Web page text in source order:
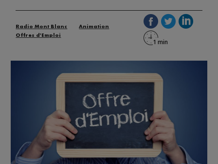
Radio Mont Blanc
Animation
Offres d'Emploi